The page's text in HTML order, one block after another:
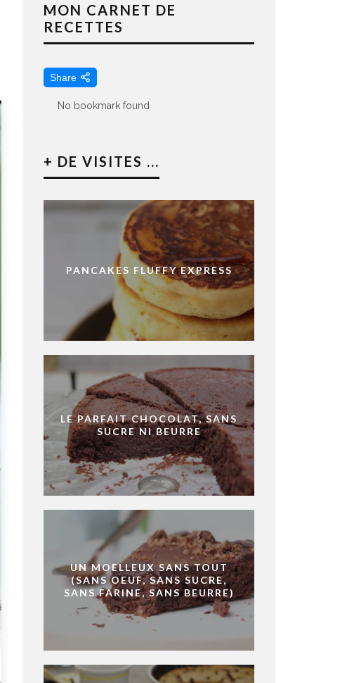
MON CARNET DE
RECETTES
Share
No bookmark found
+ DE VISITES ...
PANCAKES FLUFFY EXPRESS
LE PARFAIT CHOCOLAT, SANS
SUCRE NI BEURRE
UN MOELLEUX SANS TOUT
(SANS OEUF, SANS SUCRE,
SANS FARINE, SANS BEURRE)